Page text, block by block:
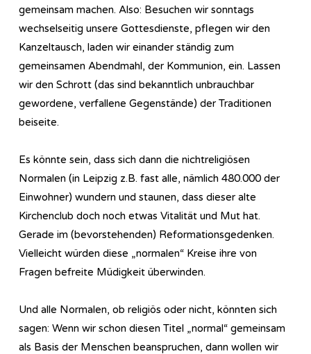
gemeinsam machen. Also: Besuchen wir sonntags
wechselseitig unsere Gottesdienste, pflegen wir den
Kanzeltausch, laden wir einander ständig zum
gemeinsamen Abendmahl, der Kommunion, ein. Lassen
wir den Schrott (das sind bekanntlich unbrauchbar
gewordene, verfallene Gegenstände) der Traditionen
beiseite.
Es könnte sein, dass sich dann die nichtreligiösen
Normalen (in Leipzig z.B. fast alle, nämlich 480.000 der
Einwohner) wundern und staunen, dass dieser alte
Kirchenclub doch noch etwas Vitalität und Mut hat.
Gerade im (bevorstehenden) Reformationsgedenken.
Vielleicht würden diese „normalen“ Kreise ihre von
Fragen befreite Müdigkeit überwinden.
Und alle Normalen, ob religiös oder nicht, könnten sich
sagen: Wenn wir schon diesen Titel „normal“ gemeinsam
als Basis der Menschen beanspruchen, dann wollen wir